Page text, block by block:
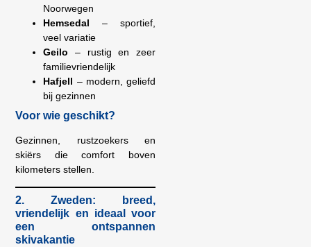
Noorwegen
Hemsedal – sportief,
veel variatie
Geilo – rustig en zeer
familievriendelijk
Hafjell – modern, geliefd
bij gezinnen
Voor wie geschikt?
Gezinnen, rustzoekers en
skiërs die comfort boven
kilometers stellen.
2. Zweden: breed,
vriendelijk en ideaal voor
een ontspannen
skivakantie